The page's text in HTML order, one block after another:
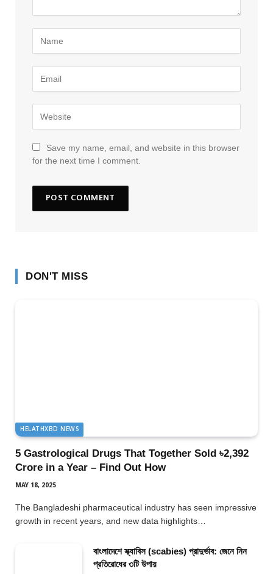
Save my name, email, and website in this browser
for the next time I comment.
DON'T MISS
HELATHXBD NEWS
5 Gastrological Drugs That Together Sold ৳2,392
Crore in a Year – Find Out How
MAY 18, 2025
The Bangladeshi pharmaceutical industry has seen impressive
growth in recent years, and new data highlights…
বাংলাদেশে স্ক্যাবিস (scabies) প্রাদুর্ভাব: জেনে নিন
প্রতিরোধের ৩টি উপায়